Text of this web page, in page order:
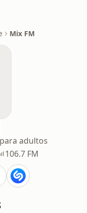
Mix FM
adultos
106.7 FM